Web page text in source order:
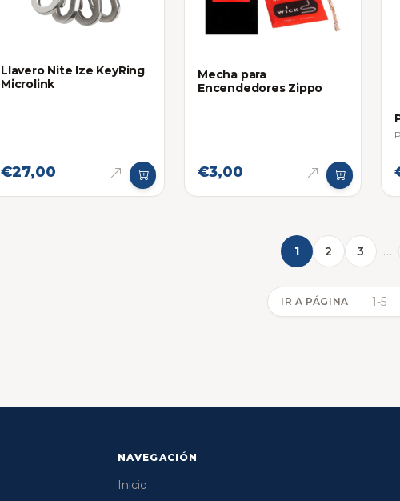
Llavero Nite Ize KeyRing
Microlink
€27,00
Mecha para
Encendedores Zippo
€3,00
1 2 3 …
IR A PÁGINA
NAVEGACIÓN
Inicio